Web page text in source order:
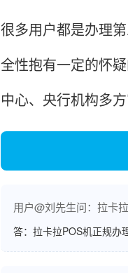
很多用户都是办理
全性抱有一定的怀
中心、央行机构多
用户@刘先生问：拉卡
答：拉卡拉POS机正规办